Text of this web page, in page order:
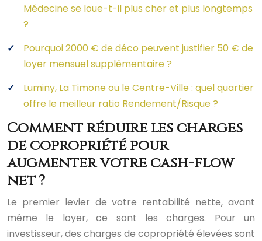
Médecine se loue-t-il plus cher et plus longtemps
?
Pourquoi 2000 € de déco peuvent justifier 50 € de
loyer mensuel supplémentaire ?
Luminy, La Timone ou le Centre-Ville : quel quartier
offre le meilleur ratio Rendement/Risque ?
Comment réduire les charges
de copropriété pour
augmenter votre cash-flow
net ?
Le premier levier de votre rentabilité nette, avant
même le loyer, ce sont les charges. Pour un
investisseur, des charges de copropriété élevées sont